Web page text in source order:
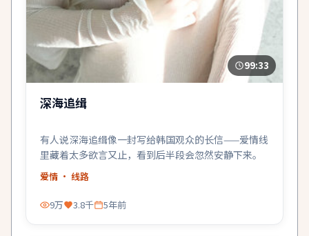
99:33
深海追缉
有人说深海追缉像一封写给韩国观众的长信——爱情线
里藏着太多欲言又止，看到后半段会忽然安静下来。
爱情 · 线路
9万 3.8千 5年前